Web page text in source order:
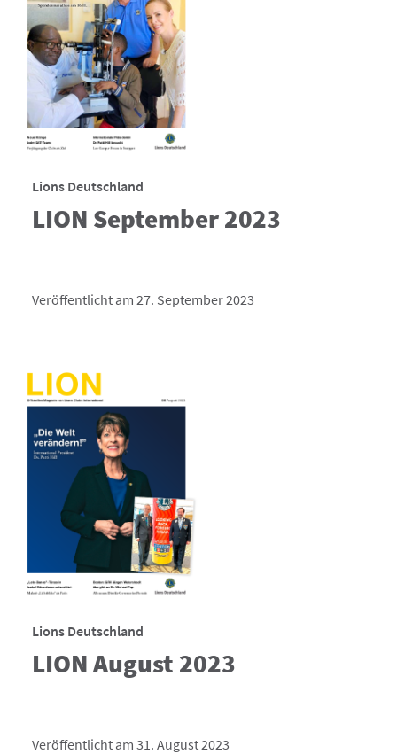
Lions Deutschland
LION September 2023
Veröffentlicht am 27. September 2023
Lions Deutschland
LION August 2023
Veröffentlicht am 31. August 2023